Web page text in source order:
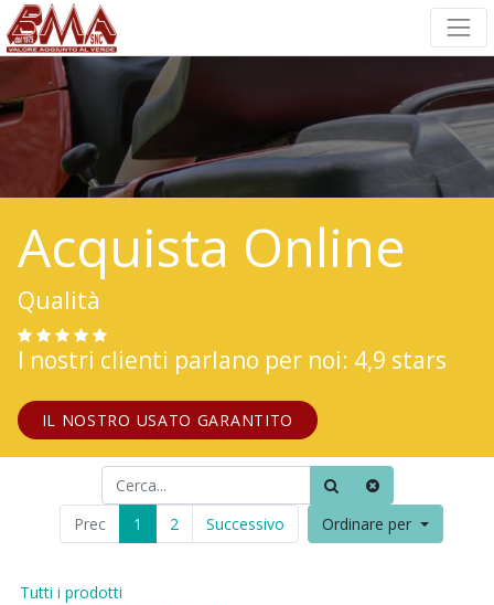
Acquista Online
Qualità
I nostri clienti parlano per noi: 4,9 stars
IL NOSTRO USATO GARANTITO
Prec 1 2 Successivo Ordinare per
Tutti i prodotti